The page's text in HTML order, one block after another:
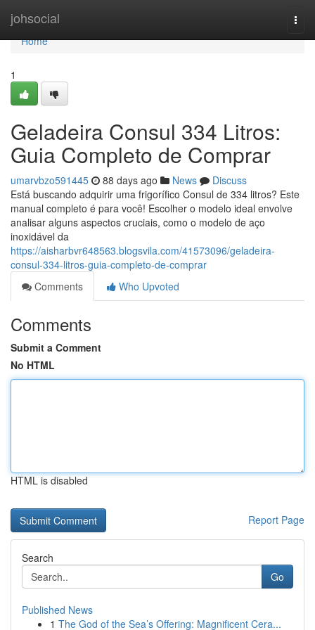
johsocial
Home
Home
1
Geladeira Consul 334 Litros:
Guia Completo de Comprar
umarvbzo591445 88 days ago News
Discuss
Está buscando adquirir uma frigorífico Consul de 334 litros? Este
manual completo é para você! Escolher o modelo ideal envolve
analisar alguns aspectos cruciais, como o modelo de aço
inoxidável da
https://aisharbvr648563.blogsvila.com/41573096/geladeira-
consul-334-litros-guia-completo-de-comprar
Comments
Who Upvoted
Comments
Submit a Comment
No HTML
HTML is disabled
Report Page
Search
Go
Published News
1 The God of the Sea’s Offering: Magnificent Cera...